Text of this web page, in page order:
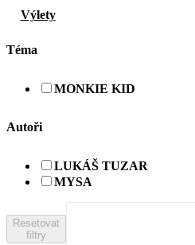
Resetovat
filtry
Výlety
Téma
MONKIE KID
Autoři
LUKÁŠ TUZAR
MYSA